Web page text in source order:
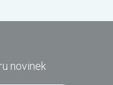
novinek